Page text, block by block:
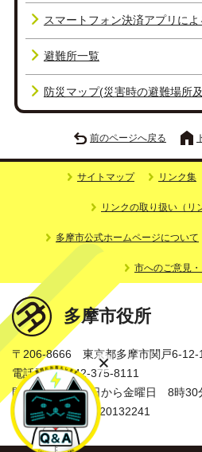
スマートフォン決済アプリに
避難所一覧
防災マップ(災害時の避難場所
前のページへ戻る
サイトマップ リンク集
リンクの取り扱い（リ
多摩市公式ホームページについて
市へのご意見
多摩市役所
〒206-8666 東京都多摩市関戸6-12-
電話番号：042-375-8111
開庁時間：月曜日から金曜日 8時30
法人番号：3000020132241